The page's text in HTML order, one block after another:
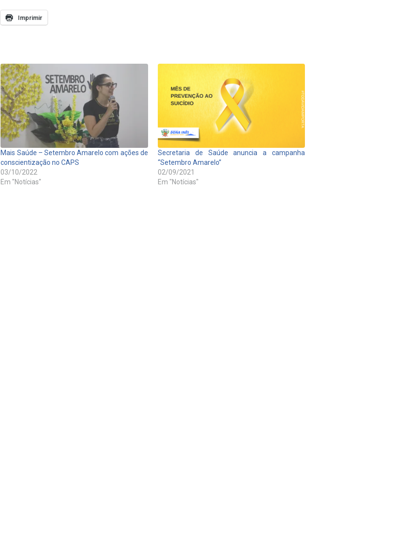
Imprimir
Mais Saúde – Setembro Amarelo com ações de
conscientização no CAPS
03/10/2022
Em "Notícias"
Secretaria de Saúde anuncia a campanha
“Setembro Amarelo”
02/09/2021
Em "Notícias"